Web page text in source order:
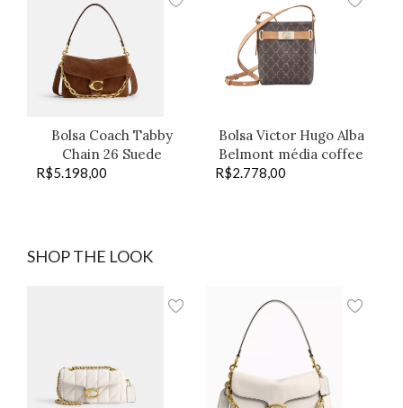
Bolsa Coach Tabby
Chain 26 Suede
R$5.198,00
Bolsa Victor Hugo Alba
Belmont média coffee
R$2.778,00
SHOP THE LOOK